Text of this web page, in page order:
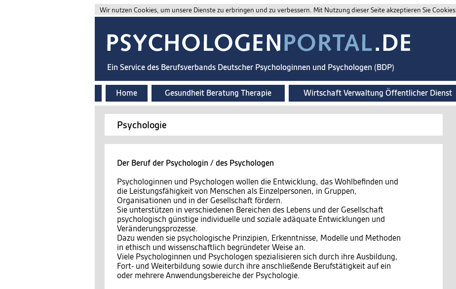
Wir nutzen Cookies, um unsere Dienste zu erbringen und zu verbessern. Mit Nutzung dieser Seite akzeptieren Sie Cookies.
Ein Service des Berufsverbands Deutscher Psychologinnen und Psychologen (BDP)
Home Gesundheit Beratung Therapie Wirtschaft Verwaltung Öffentlicher Dienst
Psychologie
Der Beruf der Psychologin / des Psychologen
Psychologinnen und Psychologen wollen die Entwicklung, das Wohlbefinden und
die Leistungsfähigkeit von Menschen als Einzelpersonen, in Gruppen,
Organisationen und in der Gesellschaft fördern.
Sie unterstützen in verschiedenen Bereichen des Lebens und der Gesellschaft
psychologisch günstige individuelle und soziale adäquate Entwicklungen und
Veränderungsprozesse.
Dazu wenden sie psychologische Prinzipien, Erkenntnisse, Modelle und Methoden
in ethisch und wissenschaftlich begründeter Weise an.
Viele Psychologinnen und Psychologen spezialisieren sich durch ihre Ausbildung,
Fort- und Weiterbildung sowie durch ihre anschließende Berufstätigkeit auf ein
oder mehrere Anwendungsbereiche der Psychologie.